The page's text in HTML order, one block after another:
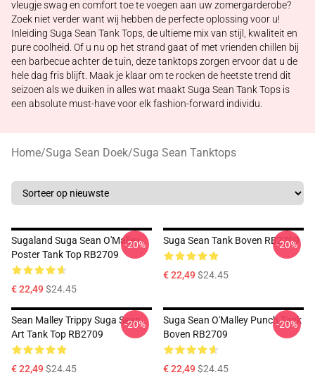
vleugje swag en comfort toe te voegen aan uw zomergarderobe?
Zoek niet verder want wij hebben de perfecte oplossing voor u!
Inleiding Suga Sean Tank Tops, de ultieme mix van stijl, kwaliteit en
pure coolheid. Of u nu op het strand gaat of met vrienden chillen bij
een barbecue achter de tuin, deze tanktops zorgen ervoor dat u de
hele dag fris blijft. Maak je klaar om te rocken de heetste trend dit
seizoen als we duiken in alles wat maakt Suga Sean Tank Tops is
een absolute must-have voor elk fashion-forward individu.
Home/Suga Sean Doek/Suga Sean Tanktops
Sugaland Suga Sean O'Malley
Poster Tank Top RB2709
€ 22,49$24.45
-20% Suga Sean Tank Boven RB2709
€ 22,49$24.45
-20%
Sean Malley Trippy Suga Sean
Art Tank Top RB2709
€ 22,49$24.45
-20%
Suga Sean O'Malley Punch Tank
Boven RB2709
€ 22,49$24.45
-20%